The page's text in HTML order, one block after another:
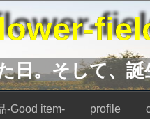
日。そして、誕
-Good item- profile